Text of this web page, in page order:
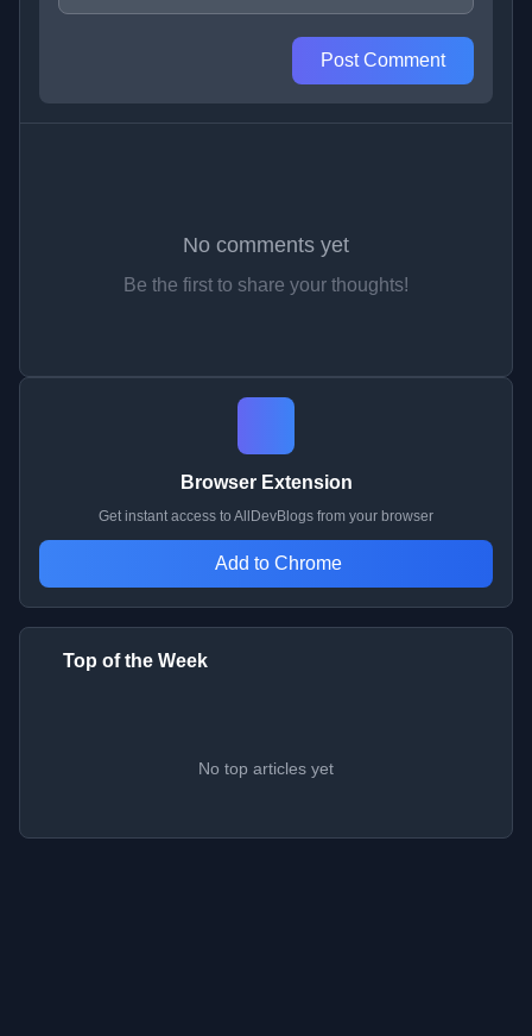
Post Comment
No comments yet
Be the first to share your thoughts!
Browser Extension
Get instant access to AllDevBlogs from your browser
Add to Chrome
Top of the Week
No top articles yet